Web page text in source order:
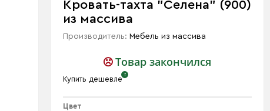
Кровать-тахта "Селена" (900)
из массива
Производитель: Мебель из массива
Товар закончился
Купить дешевле
Цвет